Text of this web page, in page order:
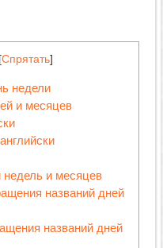
[Спрятать]
недели
и месяцев
и месяцев
названий дней
названий дней